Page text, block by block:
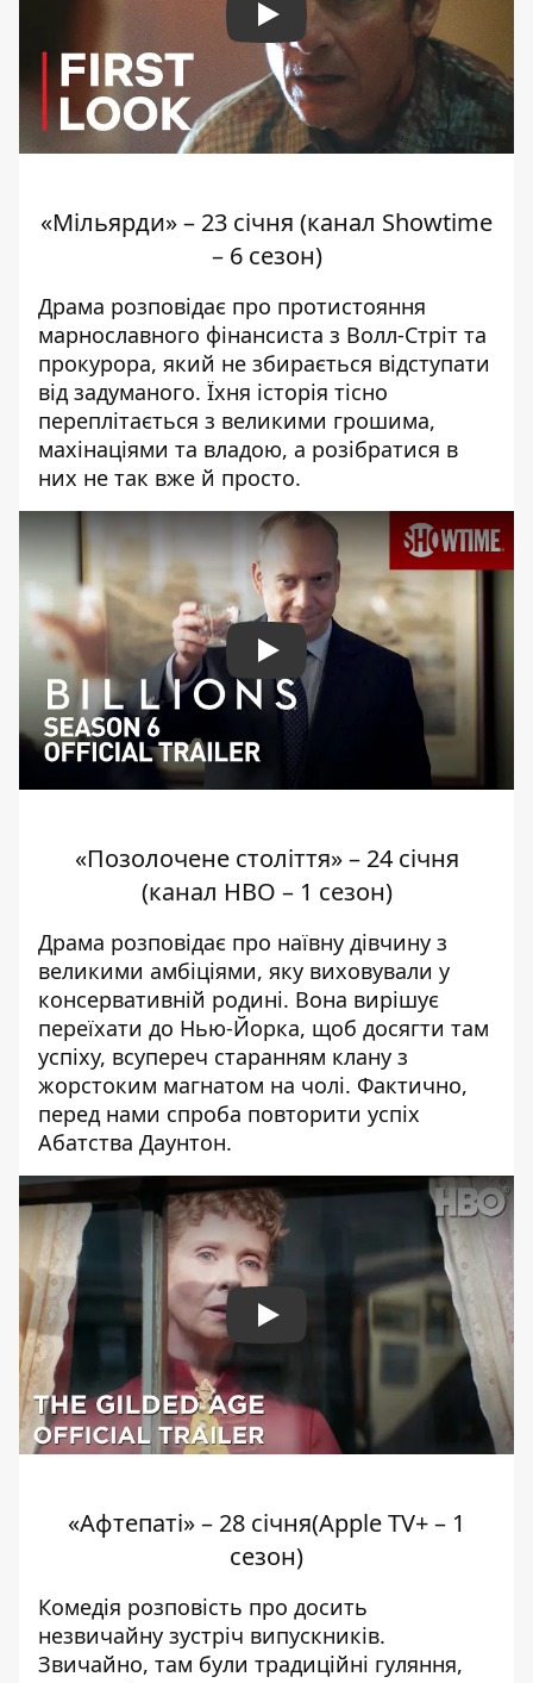
Play
«Мільярди» – 23 січня (канал Showtime
– 6 сезон)
Драма розповідає про протистояння
марнославного фінансиста з Волл-Стріт та
прокурора, який не збирається відступати
від задуманого. Їхня історія тісно
переплітається з великими грошима,
махінаціями та владою, а розібратися в
них не так вже й просто.
Play
«Позолочене століття» – 24 січня
(канал HBO – 1 сезон)
Драма розповідає про наївну дівчину з
великими амбіціями, яку виховували у
консервативній родині. Вона вирішує
переїхати до Нью-Йорка, щоб досягти там
успіху, всупереч старанням клану з
жорстоким магнатом на чолі. Фактично,
перед нами спроба повторити успіх
Абатства Даунтон.
Play
«Афтепаті» – 28 січня(Apple TV+ – 1
сезон)
Комедія розповість про досить
незвичайну зустріч випускників.
Звичайно, там були традиційні гуляння,